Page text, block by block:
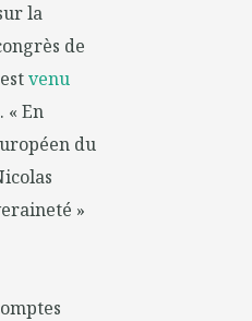
la
de
venu
« En
du
»